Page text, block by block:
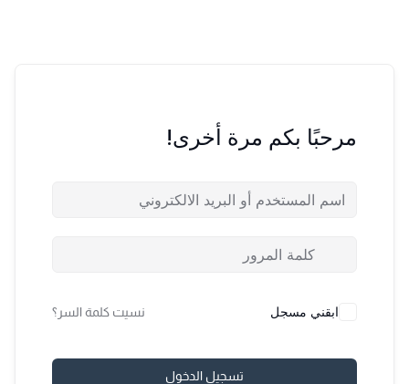
مرحبًا بكم مرة أخرى!
ابقني مسجل نسيت كلمة السر؟
تسجيل الدخول